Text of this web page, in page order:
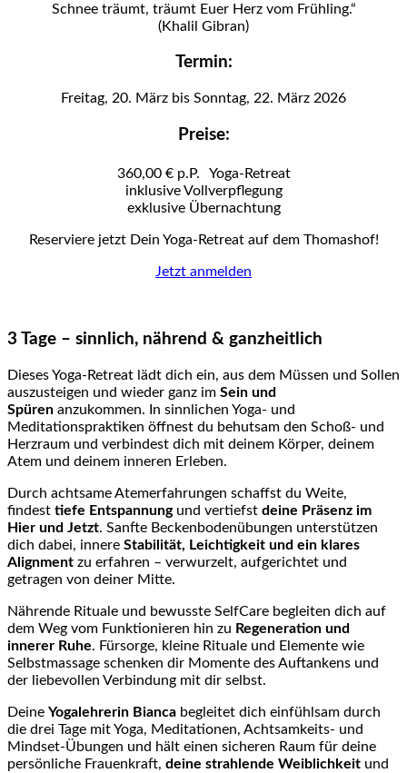
Schnee träumt, träumt Euer Herz vom Frühling.“
(Khalil Gibran)
Termin:
Freitag, 20. März bis Sonntag, 22. März 2026
Preise:
360,00 € p.P. Yoga-Retreat
inklusive Vollverpflegung
exklusive Übernachtung
Reserviere jetzt Dein Yoga-Retreat auf dem Thomashof!
Jetzt anmelden
3 Tage – sinnlich, nährend & ganzheitlich
Dieses Yoga-Retreat lädt dich ein, aus dem Müssen und Sollen
auszusteigen und wieder ganz im Sein und
Spüren anzukommen. In sinnlichen Yoga- und
Meditationspraktiken öffnest du behutsam den Schoß- und
Herzraum und verbindest dich mit deinem Körper, deinem
Atem und deinem inneren Erleben.
Durch achtsame Atemerfahrungen schaffst du Weite,
findest tiefe Entspannungund vertiefst deine Präsenz im
Hier und Jetzt. Sanfte Beckenbodenübungen unterstützen
dich dabei, innere Stabilität, Leichtigkeit und ein klares
Alignment zu erfahren – verwurzelt, aufgerichtet und
getragen von deiner Mitte.
Nährende Rituale und bewusste SelfCare begleiten dich auf
dem Weg vom Funktionieren hin zu Regeneration und
innerer Ruhe. Fürsorge, kleine Rituale und Elemente wie
Selbstmassage schenken dir Momente des Auftankens und
der liebevollen Verbindung mit dir selbst.
Deine Yogalehrerin Bianca begleitet dich einfühlsam durch
die drei Tage mit Yoga, Meditationen, Achtsamkeits- und
Mindset-Übungen und hält einen sicheren Raum für deine
persönliche Frauenkraft, deine strahlende Weiblichkeit und